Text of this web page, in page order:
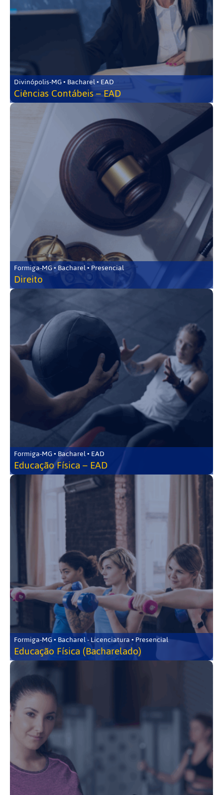
Divinópolis-MG • Bacharel • EAD
Ciências Contábeis – EAD
Formiga-MG • Bacharel • Presencial
Direito
Formiga-MG • Bacharel • EAD
Educação Física – EAD
Formiga-MG • Bacharel - Licenciatura • Presencial
Educação Física (Bacharelado)